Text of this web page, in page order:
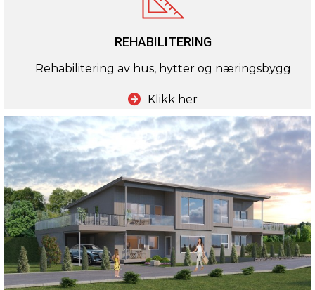
REHABILITERING
Rehabilitering av hus, hytter og næringsbygg
Klikk her